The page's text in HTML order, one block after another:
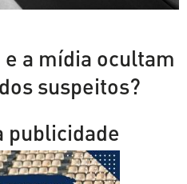
a mídia ocultam
suspeitos?
publicidade